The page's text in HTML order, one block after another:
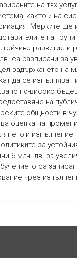
на тях
както и на
Мерките
на
развитие
са разписани за
задържането на
да се
по-високо
на
общности в
оценка на
и
за
6 млн. лв. за
са
чрез